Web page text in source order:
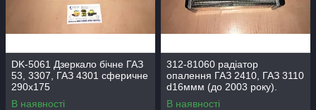
DK-5061 Дзеркало бічне ГАЗ
53, 3307, ГАЗ 4301 сферичне
290х175
В наявності
312-81060 радіатор
опалення ГАЗ 2410, ГАЗ 3110
d16ммм (до 2003 року).
В наявності